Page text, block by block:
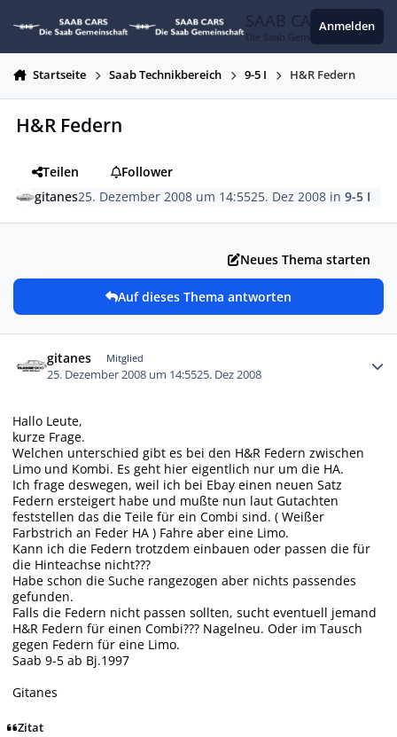
SAAB CARS
Die Saab Gemeinschaft
Anmelden
Startseite Saab Technikbereich 9-5 I H&R Federn
H&R Federn
Teilen
Follower
gitanes25. Dezember 2008 um 14:5525. Dez 2008 in9-5 I
Neues Thema starten
Auf dieses Thema antworten
gitanes Mitglied
25. Dezember 2008 um 14:5525. Dez 2008
Hallo Leute,
kurze Frage.
Welchen unterschied gibt es bei den H&R Federn zwischen
Limo und Kombi. Es geht hier eigentlich nur um die HA.
Ich frage deswegen, weil ich bei Ebay einen neuen Satz
Federn ersteigert habe und mußte nun laut Gutachten
feststellen das die Teile für ein Combi sind. ( Weißer
Farbstrich an Feder HA ) Fahre aber eine Limo.
Kann ich die Federn trotzdem einbauen oder passen die für
die Hinteachse nicht???
Habe schon die Suche rangezogen aber nichts passendes
gefunden.
Falls die Federn nicht passen sollten, sucht eventuell jemand
H&R Federn für einen Combi??? Nagelneu. Oder im Tausch
gegen Federn für eine Limo.
Saab 9-5 ab Bj.1997
Gitanes
Zitat